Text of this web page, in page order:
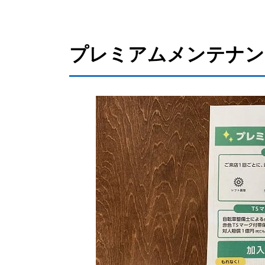
プレミアムメンテナ